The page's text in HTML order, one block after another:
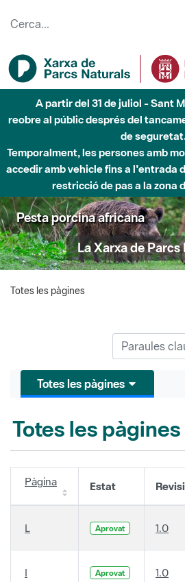
A partir del 31 de juliol - Sant
reobre al públic després del
de
Temporalment, les persones amb
accedir amb vehicle fins a l'entrada
restricció de pas a la zona
Pesta porcina africana
La Xarxa de Parcs
Totes les pàgines
Totes les pàgines
Totes les pàgines
Pàgina Estat
L Aprovat 1.0
I Aprovat 1.0